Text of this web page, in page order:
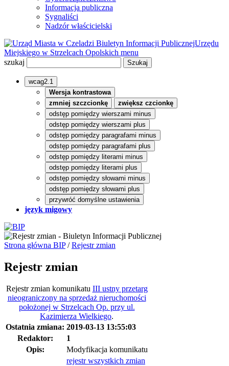
Informacja publiczna
Sygnaliści
Nadzór właścicielski
Biuletyn Informacji PublicznejUrzędu
Miejskiego w Strzelcach Opolskich menu
szukaj
wcag2.1
Wersja kontrastowa
zmniej szczcionkę
zwiększ czcionkę
odstęp pomiędzy wierszami minus
odstęp pomiędzy wierszami plus
odstęp pomiędzy paragrafami minus
odstęp pomiędzy paragrafami plus
odstęp pomiędzy literami minus
odstęp pomiędzy literami plus
odstęp pomiędzy słowami minus
odstęp pomiędzy słowami plus
przywróć domyślne ustawienia
język migowy
Strona główna BIP/Rejestr zmian
Rejestr zmian
Rejestr zmian komunikatu III ustny przetarg
nieograniczony na sprzedaż nieruchomości
położonej w Strzelcach Op. przy ul.
Kazimierza Wielkiego.
Ostatnia zmiana: 2019-03-13 13:55:03
Redaktor:
1
Opis:
Modyfikacja komunikatu
rejestr wszystkich zmian